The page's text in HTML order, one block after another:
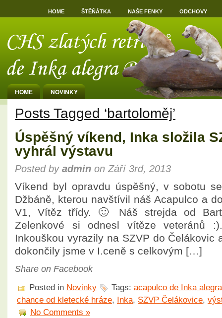
HOME ŠTĚŇÁTKA NAŠE FENKY ODCHOVY
HOME NOVINKY
Posts Tagged ‘bartoloměj’
Úspěšný víkend, Inka složila
vyhrál výstavu
Posted by admin on Září 3rd, 2013
Víkend byl opravdu úspěšný, v sobotu
Džbáně, kterou navštívil náš Acapulco a
V1, Vítěz třídy. 🙂 Náš strejda od
Zelenkové si odnesl vítěze veteránů
Inkouškou vyrazily na SZVP do Čelákovic
dokončily jsme v I.ceně s celkovým […]
Share on Facebook
Posted in Novinky Tags: acapulco de Inka
chance od kletecké hráze, Inka, SZVP Čelákovice,
No Comments »